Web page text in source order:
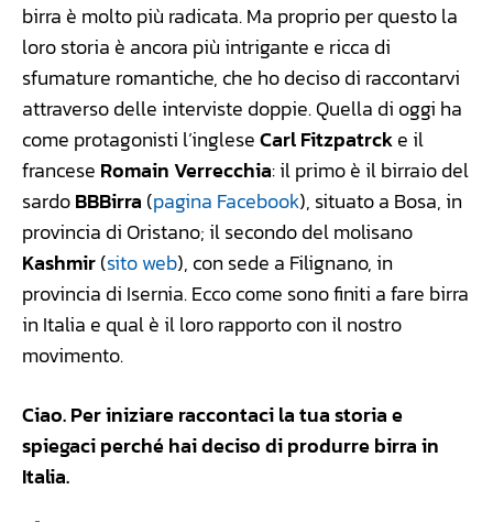
birra è molto più radicata. Ma proprio per questo la
loro storia è ancora più intrigante e ricca di
sfumature romantiche, che ho deciso di raccontarvi
attraverso delle interviste doppie. Quella di oggi ha
come protagonisti l’ingleseCarl Fitzpatrcke il
francese Romain Verrecchia: il primo è il birraio del
sardoBBBirra (pagina Facebook), situato a Bosa, in
provincia di Oristano; il secondo del molisano
Kashmir(sito web), con sede a Filignano, in
provincia di Isernia. Ecco come sono finiti a fare birra
in Italia e qual è il loro rapporto con il nostro
movimento.
Ciao. Per iniziare raccontaci la tua storia e
spiegaci perché hai deciso di produrre birra in
Italia.